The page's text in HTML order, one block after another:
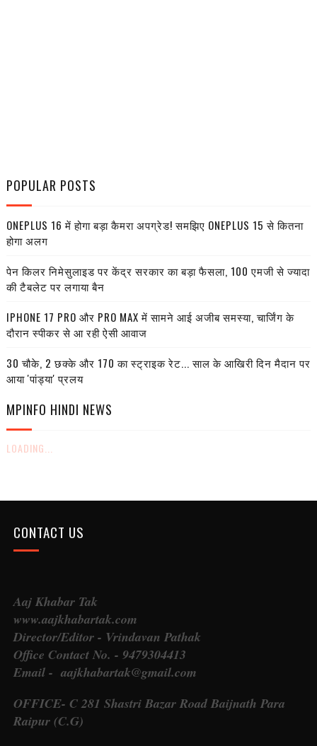
POPULAR POSTS
ONEPLUS 16 में होगा बड़ा कैमरा अपग्रेड! समझिए ONEPLUS 15 से कितना
होगा अलग
पेन किलर निमेसुलाइड पर केंद्र सरकार का बड़ा फैसला, 100 एमजी से ज्यादा
की टैबलेट पर लगाया बैन
IPHONE 17 PRO और PRO MAX में सामने आई अजीब समस्या, चार्जिंग के
दौरान स्पीकर से आ रही ऐसी आवाज
30 चौके, 2 छक्के और 170 का स्ट्राइक रेट... साल के आखिरी दिन मैदान पर
आया 'पांड्या' प्रलय
MPINFO HINDI NEWS
LOADING...
CONTACT US
Aaj Khabar Tak
www.aajkhabartak.com
Director/Editor - Vrindavan Pathak
Office Contact No. - 9479304413
Email - aajkhabartak@gmail.com
OFFICE- C 281 Shastri Bazar Road Baijnath Para
Raipur (C.G)